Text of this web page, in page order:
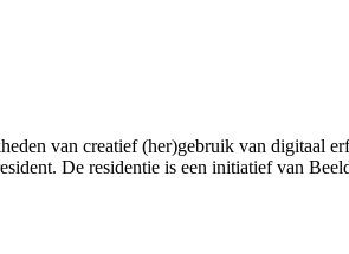
van creatief (her)gebruik van digitaal
De residentie is een initiatief van